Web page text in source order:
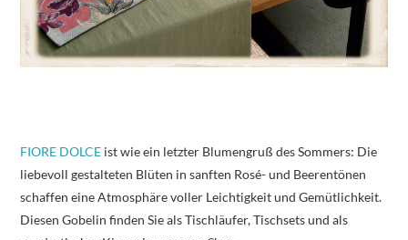
FIORE DOLCE ist wie ein letzter Blumengruß des Sommers: Die
liebevoll gestalteten Blüten in sanften Rosé- und Beerentönen
schaffen eine Atmosphäre voller Leichtigkeit und Gemütlichkeit.
Diesen Gobelin finden Sie als Tischläufer, Tischsets und als